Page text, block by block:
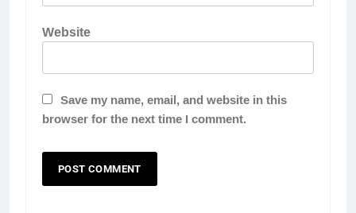
Website
Save my name, email, and website in this
browser for the next time I comment.